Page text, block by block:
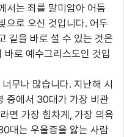
서는 죄를 말미암아 어둠
으로 오신 것입니다. 어두
길을 바로 설 수 있는 것은
로 예수그리스도인 것입
무나 많습니다. 지난해 시
중에서 30대가 가장 비관
면 가장 힘차게, 가장 의욕
대는 우울증을 앓는 사람